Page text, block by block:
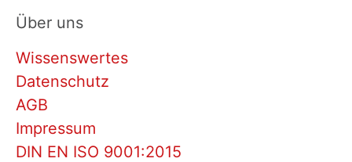
Über uns
Wissenswertes
Datenschutz
AGB
Impressum
DIN EN ISO 9001:2015